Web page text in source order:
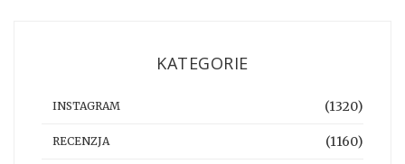
KATEGORIE
INSTAGRAM (1320)
RECENZJA (1160)